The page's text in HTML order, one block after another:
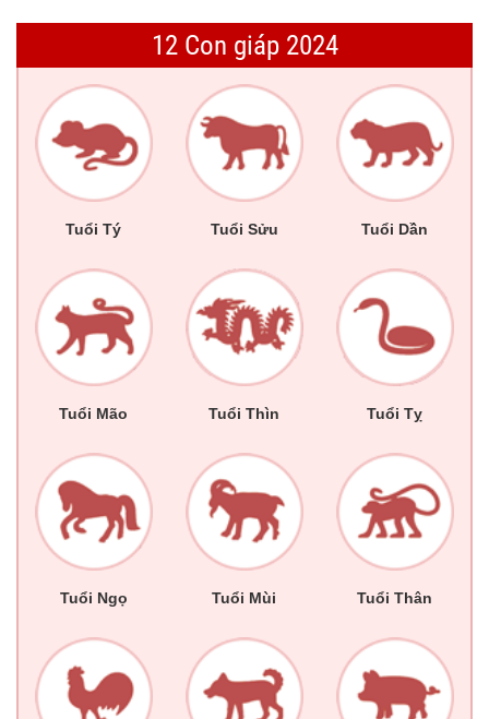
12 Con giáp 2024
Tuổi Tý Tuổi Sửu Tuổi Dần
Tuổi Mão Tuổi Thìn Tuổi Tỵ
Tuổi Ngọ Tuổi Mùi Tuổi Thân